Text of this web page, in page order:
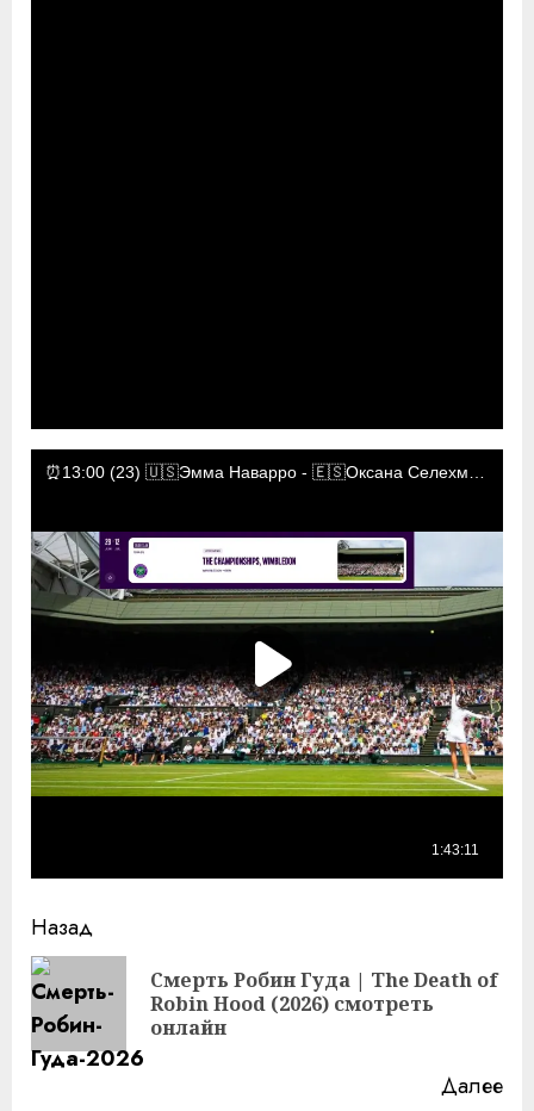
Продолжить
чтение
Назад
Смерть Робин Гуда | The Death of
Robin Hood (2026) смотреть
онлайн
Далее